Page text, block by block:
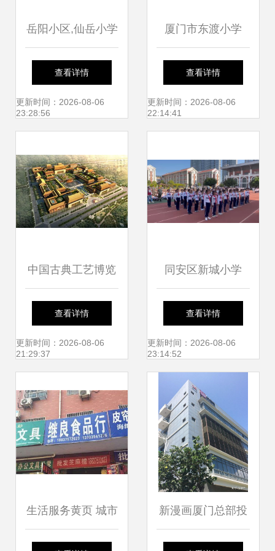
岳阳小区,仙岳小学
旁,好楼层,南北两
房出租
查看详情
更新时间：2026-08-06
23:28:56
厦门市东渡小学
查看详情
更新时间：2026-08-06
22:14:41
中国古典工艺博览
城世界级殿堂
查看详情
更新时间：2026-08-06
21:29:37
同安区新城小学
查看详情
更新时间：2026-08-06
23:14:52
生活服务黄页 城市
联盟
新漫画厦门总部投
稿之旅